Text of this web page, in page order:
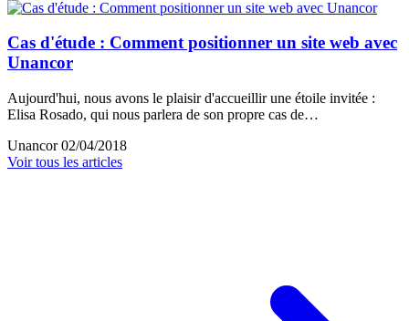
Cas d'étude : Comment positionner un site web avec
Unancor
Aujourd'hui, nous avons le plaisir d'accueillir une étoile invitée :
Elisa Rosado, qui nous parlera de son propre cas de…
Unancor 02/04/2018
Voir tous les articles